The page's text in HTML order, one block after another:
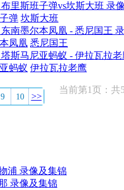
里斯班子弹vs坎斯大班 录
弹 坎斯大班
南墨尔本凤凰 - 悉尼国王
凤凰 悉尼国王
斯马尼亚蚂蚁 - 伊拉瓦拉老
蚂蚁 伊拉瓦拉老鹰
9 10 >>
当前第1页：共
浦 录像及集锦
录像及集锦